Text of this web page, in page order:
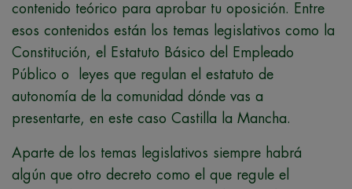
contenido teórico para aprobar tu oposición. Entre
esos contenidos están los temas legislativos como la
Constitución, el Estatuto Básico del Empleado
Público o leyes que regulan el estatuto de
autonomía de la comunidad dónde vas a
presentarte, en este caso Castilla la Mancha.
Aparte de los temas legislativos siempre habrá
algún que otro decreto como el que regule el